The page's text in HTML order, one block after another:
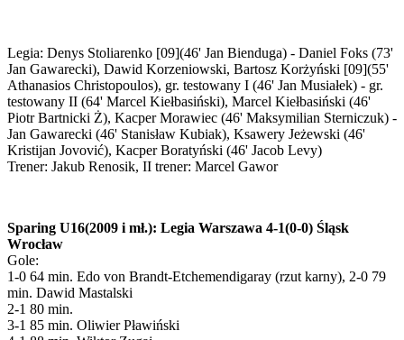
Legia: Denys Stoliarenko [09](46' Jan Bienduga) - Daniel Foks (73'
Jan Gawarecki), Dawid Korzeniowski, Bartosz Korżyński [09](55'
Athanasios Christopoulos), gr. testowany I (46' Jan Musiałek) - gr.
testowany II (64' Marcel Kiełbasiński), Marcel Kiełbasiński (46'
Piotr Bartnicki Ż), Kacper Morawiec (46' Maksymilian Sterniczuk) -
Jan Gawarecki (46' Stanisław Kubiak), Ksawery Jeżewski (46'
Kristijan Jovović), Kacper Boratyński (46' Jacob Levy)
Trener: Jakub Renosik, II trener: Marcel Gawor
Sparing U16(2009 i mł.): Legia Warszawa 4-1(0-0) Śląsk
Wrocław
Gole:
1-0 64 min. Edo von Brandt-Etchemendigaray (rzut karny), 2-0 79
min. Dawid Mastalski
2-1 80 min.
3-1 85 min. Oliwier Pławiński